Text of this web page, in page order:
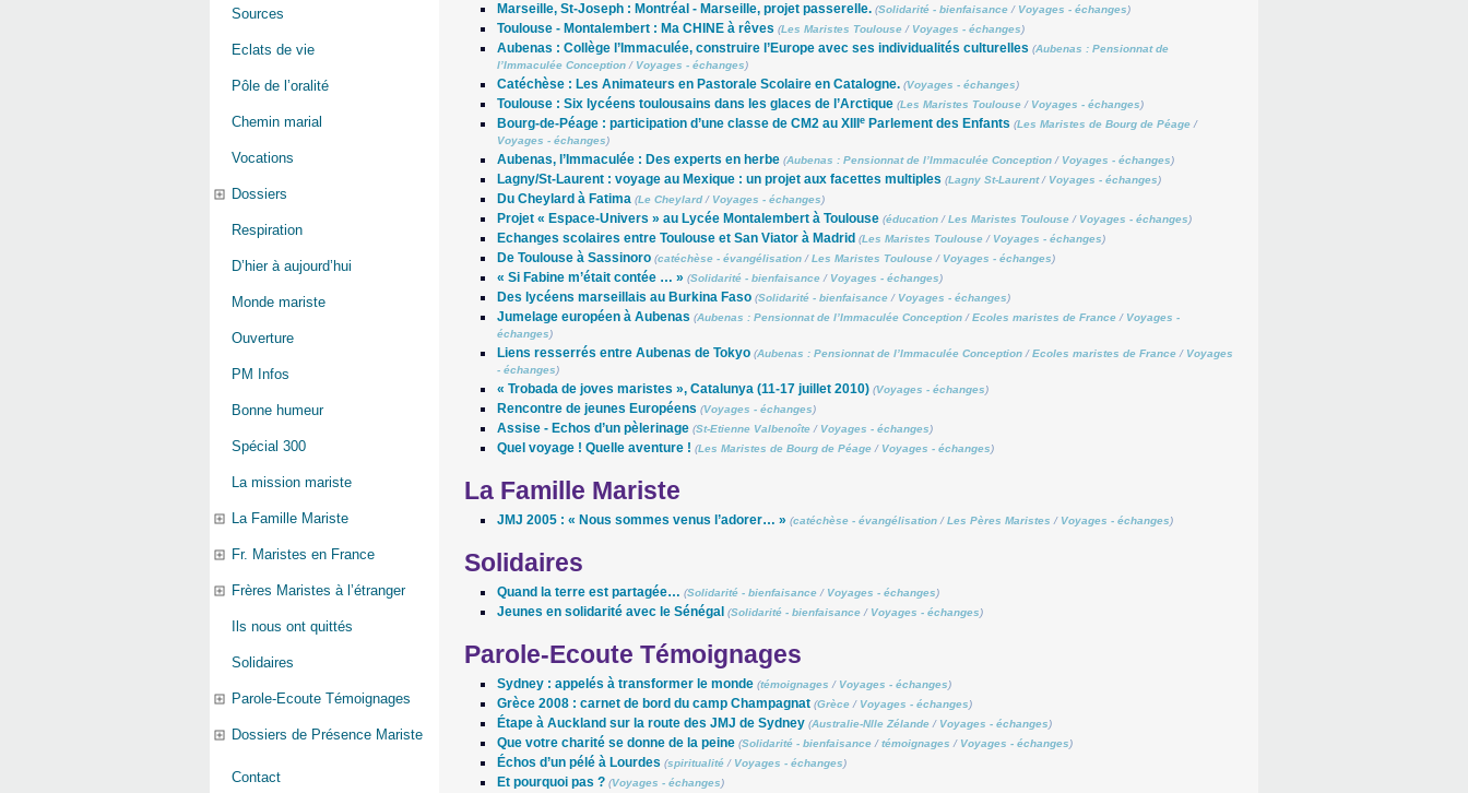
Marseille, St-Joseph : Montréal - Marseille, projet passerelle. (Solidarité - bienfaisance/ Voyages - échanges)
Toulouse - Montalembert : Ma CHINE à rêves (Les Maristes Toulouse/ Voyages - échanges)
Aubenas : Collège l’Immaculée, construire l’Europe avec ses individualités culturelles (Aubenas : Pensionnat de
l’Immaculée Conception/ Voyages - échanges)
Catéchèse : Les Animateurs en Pastorale Scolaire en Catalogne. (Voyages - échanges)
Toulouse : Six lycéens toulousains dans les glaces de l’Arctique (Les Maristes Toulouse/ Voyages - échanges)
Bourg-de-Péage : participation d’une classe de CM2 au XIII eParlement des Enfants (Les Maristes de Bourg de Péage/
Voyages - échanges)
Aubenas, l’Immaculée : Des experts en herbe (Aubenas : Pensionnat de l’Immaculée Conception/ Voyages - échanges)
Lagny/St-Laurent : voyage au Mexique : un projet aux facettes multiples (Lagny St-Laurent/ Voyages - échanges)
Du Cheylard à Fatima (Le Cheylard/ Voyages - échanges)
Projet « Espace-Univers » au Lycée Montalembert à Toulouse (éducation/Les Maristes Toulouse/ Voyages - échanges)
Echanges scolaires entre Toulouse et San Viator à Madrid (Les Maristes Toulouse/ Voyages - échanges)
De Toulouse à Sassinoro (catéchèse - évangélisation/Les Maristes Toulouse/ Voyages - échanges)
« Si Fabine m’était contée … » (Solidarité - bienfaisance/ Voyages - échanges)
Des lycéens marseillais au Burkina Faso (Solidarité - bienfaisance/ Voyages - échanges)
Jumelage européen à Aubenas (Aubenas : Pensionnat de l’Immaculée Conception/Ecoles maristes de France/ Voyages -
échanges)
Liens resserrés entre Aubenas de Tokyo (Aubenas : Pensionnat de l’Immaculée Conception/Ecoles maristes de France/ Voyages
- échanges)
« Trobada de joves maristes », Catalunya (11-17 juillet 2010) (Voyages - échanges)
Rencontre de jeunes Européens (Voyages - échanges)
Assise - Echos d’un pèlerinage (St-Etienne Valbenoîte/ Voyages - échanges)
Quel voyage ! Quelle aventure ! (Les Maristes de Bourg de Péage/ Voyages - échanges)
La Famille Mariste
JMJ 2005 : « Nous sommes venus l’adorer… » (catéchèse - évangélisation/Les Pères Maristes / Voyages - échanges)
Solidaires
Quand la terre est partagée… (Solidarité - bienfaisance/ Voyages - échanges)
Jeunes en solidarité avec le Sénégal (Solidarité - bienfaisance/ Voyages - échanges)
Parole-Ecoute Témoignages
Sydney : appelés à transformer le monde (témoignages / Voyages - échanges)
Grèce 2008 : carnet de bord du camp Champagnat (Grèce/ Voyages - échanges)
Étape à Auckland sur la route des JMJ de Sydney (Australie-Nlle Zélande/ Voyages - échanges)
Que votre charité se donne de la peine (Solidarité - bienfaisance/témoignages / Voyages - échanges)
Échos d’un pélé à Lourdes (spiritualité/ Voyages - échanges)
Et pourquoi pas ? (Voyages - échanges)
Sources
Eclats de vie
Pôle de l’oralité
Chemin marial
Vocations
Dossiers
Respiration
D’hier à aujourd’hui
Monde mariste
Ouverture
PM Infos
Bonne humeur
Spécial 300
La mission mariste
La Famille Mariste
Fr. Maristes en France
Frères Maristes à l’étranger
Ils nous ont quittés
Solidaires
Parole-Ecoute Témoignages
Dossiers de Présence Mariste
Contact